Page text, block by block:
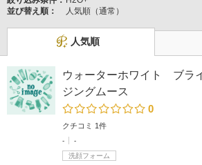
並び替え順：
人気順（通常）
人気順
ウォーターホワイト ブラ
ジングムース
0
クチコミ 1件
-
-
洗顔フォーム